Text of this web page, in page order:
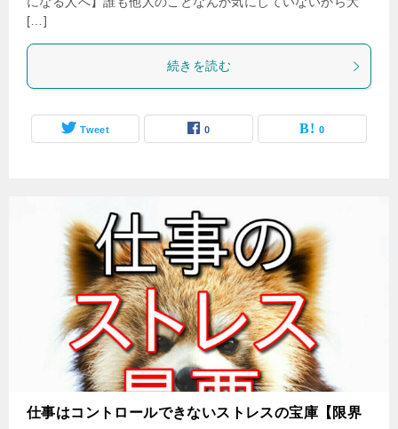
[…]
続きを読む
Tweet 0 0
仕事はコントロールできないストレスの宝庫【限界